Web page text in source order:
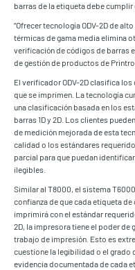
barras de la etiqueta debe
“Ofrecer tecnología ODV-2D de
térmicas de gama media elimina
verificación de códigos de barras
de gestión de productos de
El verificador ODV-2D clasifica
que se imprimen. La tecnología
una clasificación basada en los
barras 1D y 2D. Los clientes
de medición mejorada de esta
calidad o los estándares
parcial para que puedan
ilegibles.
Similar al T8000, el sistema
confianza de que cada etiqueta
imprimirá con el estándar
2D, la impresora tiene el poder de
trabajo de impresión. Esto es
cuestione la legibilidad o el grado
evidencia documentada de cada